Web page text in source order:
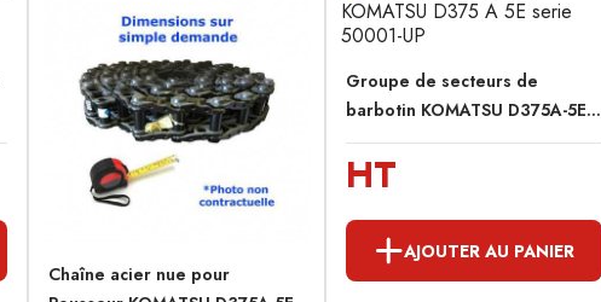
Chaîne acier nue pour
Groupe de secteurs de
barbotin KOMATSU D375A-5E...
HT
AJOUTER AU PANIER